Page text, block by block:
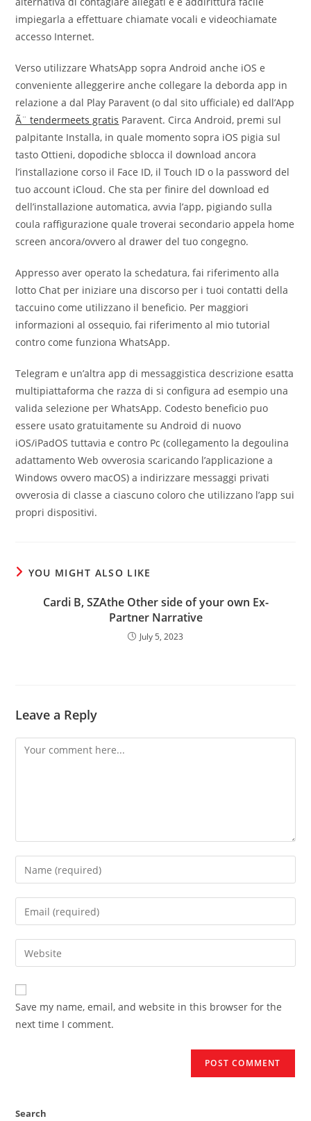
impiegarla a effettuare chiamate vocali e videochiamate
accesso Internet.
Verso utilizzare WhatsApp sopra Android anche iOS e
conveniente alleggerire anche collegare la deborda app in
relazione a dal Play Paravent (o dal sito ufficiale) ed dall’App
Ã¨ tendermeets gratis Paravent. Circa Android, premi sul
palpitante Installa, in quale momento sopra iOS pigia sul
tasto Ottieni, dopodiche sblocca il download ancora
l’installazione corso il Face ID, il Touch ID o la password del
tuo account iCloud. Che sta per finire del download ed
dell’installazione automatica, avvia l’app, pigiando sulla
coula raffigurazione quale troverai secondario appela home
screen ancora/ovvero al drawer del tuo congegno.
Appresso aver operato la schedatura, fai riferimento alla
lotto Chat per iniziare una discorso per i tuoi contatti della
taccuino come utilizzano il beneficio. Per maggiori
informazioni al ossequio, fai riferimento al mio tutorial
contro come funziona WhatsApp.
Telegram e un’altra app di messaggistica descrizione esatta
multipiattaforma che razza di si configura ad esempio una
valida selezione per WhatsApp. Codesto beneficio puo
essere usato gratuitamente su Android di nuovo
iOS/iPadOS tuttavia e contro Pc (collegamento la degoulina
adattamento Web ovverosia scaricando l’applicazione a
Windows ovvero macOS) a indirizzare messaggi privati
ovverosia di classe a ciascuno coloro che utilizzano l’app sui
propri dispositivi.
YOU MIGHT ALSO LIKE
Cardi B, SZAthe Other side of your own Ex-
Partner Narrative
July 5, 2023
Leave a Reply
Comment
Enter
your
name
comment
Enter
your
email
address
comment
Enter
your
website
URL
(optional)
Save my name, email, and website in this browser for the
next time I comment.
Search